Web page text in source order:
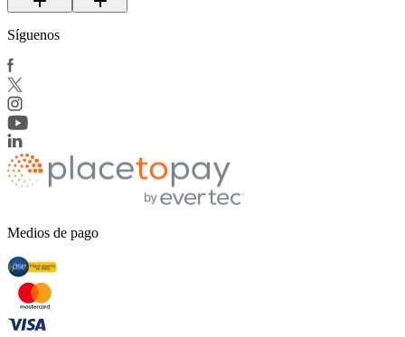
Síguenos
Medios de pago